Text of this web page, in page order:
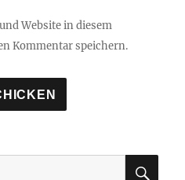
Website in diesem
Kommentar speichern.